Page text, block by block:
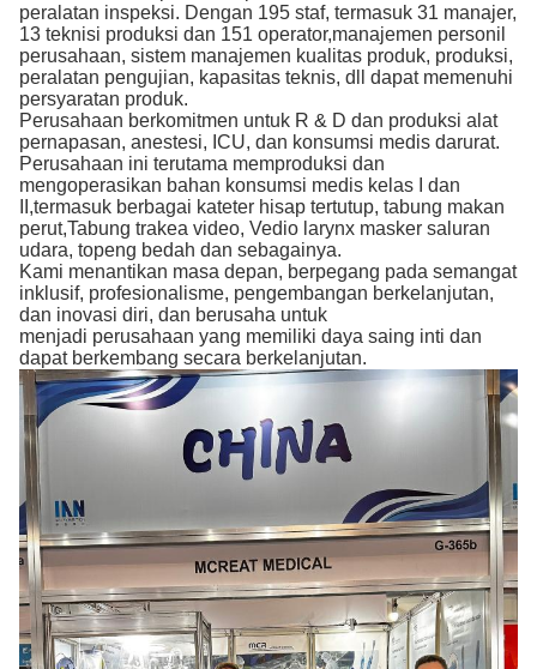
peralatan inspeksi. Dengan 195 staf, termasuk 31 manajer,
13 teknisi produksi dan 151 operator,manajemen personil
perusahaan, sistem manajemen kualitas produk, produksi,
peralatan pengujian, kapasitas teknis, dll dapat memenuhi
persyaratan produk.
Perusahaan berkomitmen untuk R & D dan produksi alat
pernapasan, anestesi, ICU, dan konsumsi medis darurat.
Perusahaan ini terutama memproduksi dan
mengoperasikan bahan konsumsi medis kelas I dan
II,termasuk berbagai kateter hisap tertutup, tabung makan
perut,Tabung trakea video, Vedio larynx masker saluran
udara, topeng bedah dan sebagainya.
Kami menantikan masa depan, berpegang pada semangat
inklusif, profesionalisme, pengembangan berkelanjutan,
dan inovasi diri, dan berusaha untuk
menjadi perusahaan yang memiliki daya saing inti dan
dapat berkembang secara berkelanjutan.